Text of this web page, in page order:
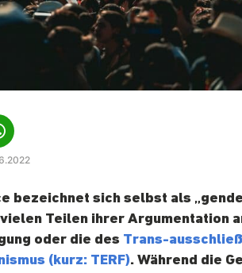
bezeichnet sich selbst als
Teilen ihrer Argumentation
oder die des Trans-
(kurz: TERF). Während die